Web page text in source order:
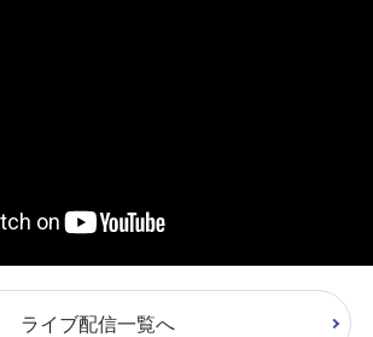
ライブ配信一覧へ